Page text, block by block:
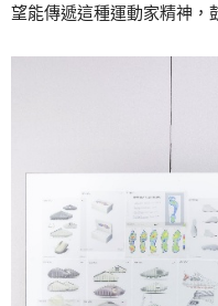
望能傳遞這種運動家精神，